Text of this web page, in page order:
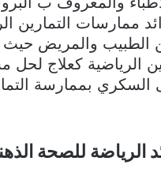
ممارسات التمارين
والمريض حيث
الرياضية كعلاج لحل
بممارسة
الرياضة للصحة